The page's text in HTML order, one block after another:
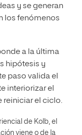
y se generan
los fenómenos
a la última
hipótesis y
paso valida el
interiorizar el
el ciclo.
de Kolb, el
viene o de la